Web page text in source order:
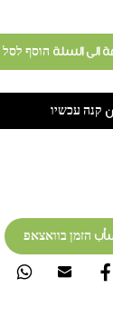
الى السلة הוסף לסל
קנה עכשיו
הזמן בוואצאפ